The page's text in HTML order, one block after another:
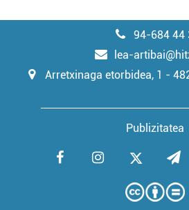
94-684 44
lea-
Arretxinaga etorbidea, 1 -
Publizitatea